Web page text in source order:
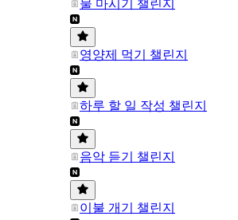
물 마시기 챌린지
영양제 먹기 챌린지
하루 할 일 작성 챌린지
음악 듣기 챌린지
이불 개기 챌린지